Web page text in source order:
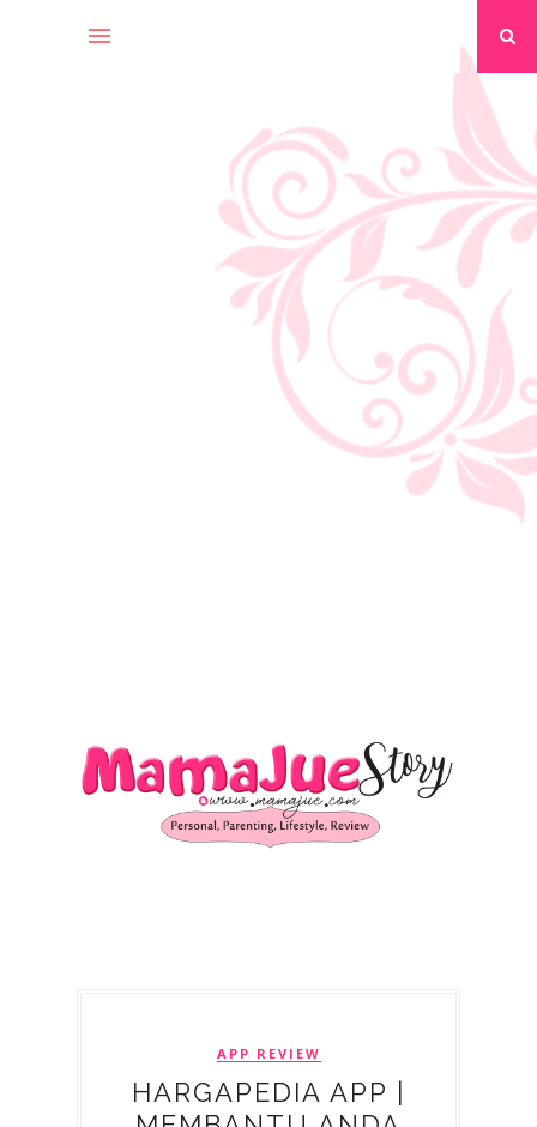
APP REVIEW
HARGAPEDIA APP |